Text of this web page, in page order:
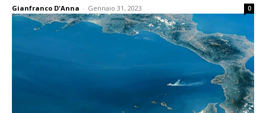
Gianfranco D'Anna - Gennaio 31, 2023 0